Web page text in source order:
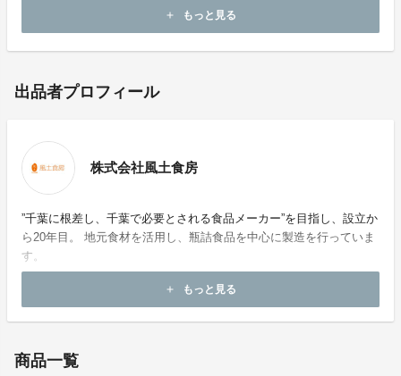
add もっと見る
出品者プロフィール
株式会社風土食房
”千葉に根差し、千葉で必要とされる食品メーカー”を目指し、設立か
ら20年目。 地元食材を活用し、瓶詰食品を中心に製造を行っていま
す。
add もっと見る
商品一覧